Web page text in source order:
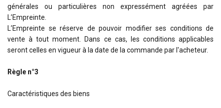
générales ou particulières non expressément agréées par
L’Empreinte.
L’Empreinte se réserve de pouvoir modifier ses conditions de
vente à tout moment. Dans ce cas, les conditions applicables
seront celles en vigueur à la date de la commande par l'acheteur.
Règle n°3
Caractéristiques des biens